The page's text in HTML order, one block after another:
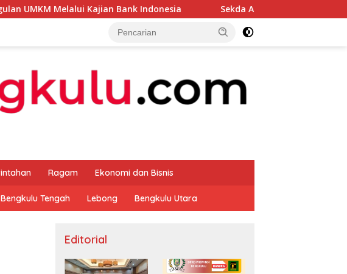
Kajian Bank Indonesia Sekda Apresiasi Inspektorat Provinsi
Ragam Ekonomi dan Bisnis
Bengkulu Tengah Lebong Bengkulu Utara
Editorial